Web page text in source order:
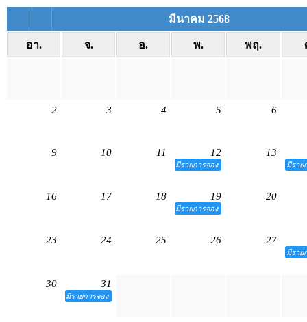
มีนาคม 2568
อา. จ. อ. พ. พฤ.
2 3 4 5 6
9 10 11 12
มีรายการจอง
13
มีราย
16 17 18 19
มีรายการจอง
20
23 24 25 26 27
มีราย
30 31
มีรายการจอง